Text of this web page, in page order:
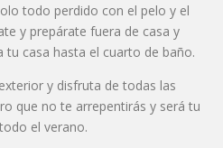
todo perdido con el pelo y el
y prepárate fuera de casa y
tu casa hasta el cuarto de baño.
y disfruta de todas las
que no te arrepentirás y será tu
el verano.